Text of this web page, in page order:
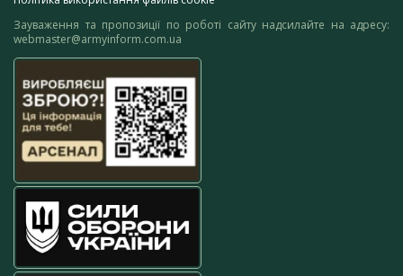
Зауваження та пропозиції по роботі сайту надсилайте на адресу:
webmaster@armyinform.com.ua